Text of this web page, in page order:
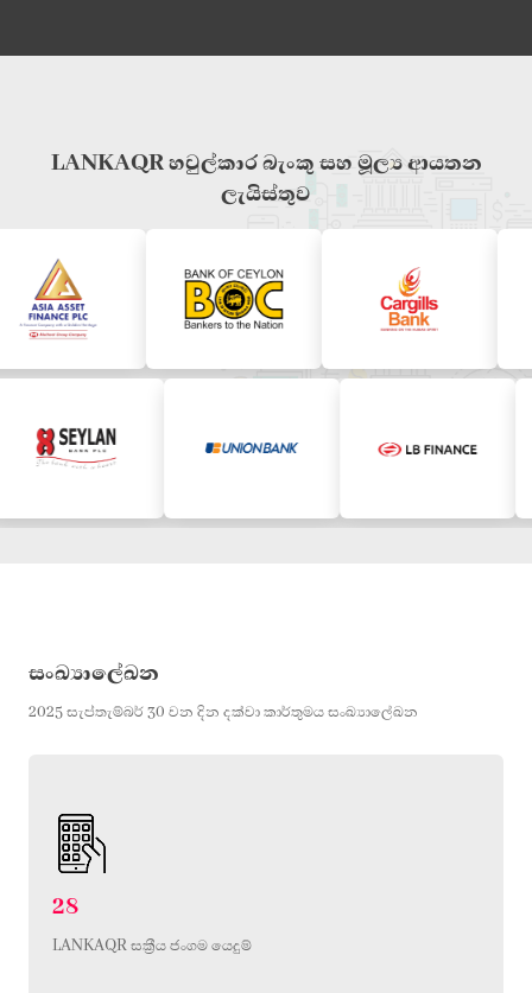
LANKAQR හවුල්කාර බැංකු සහ මූල්‍ය ආයතන
ලැයිස්තුව
සංඛ්‍යාලේඛන
2025 සැප්තැම්බර් 30 වන දින දක්වා කාර්තුමය සංඛ්‍යාලේඛන
28
LANKAQR සක්‍රීය ජංගම යෙදුම්